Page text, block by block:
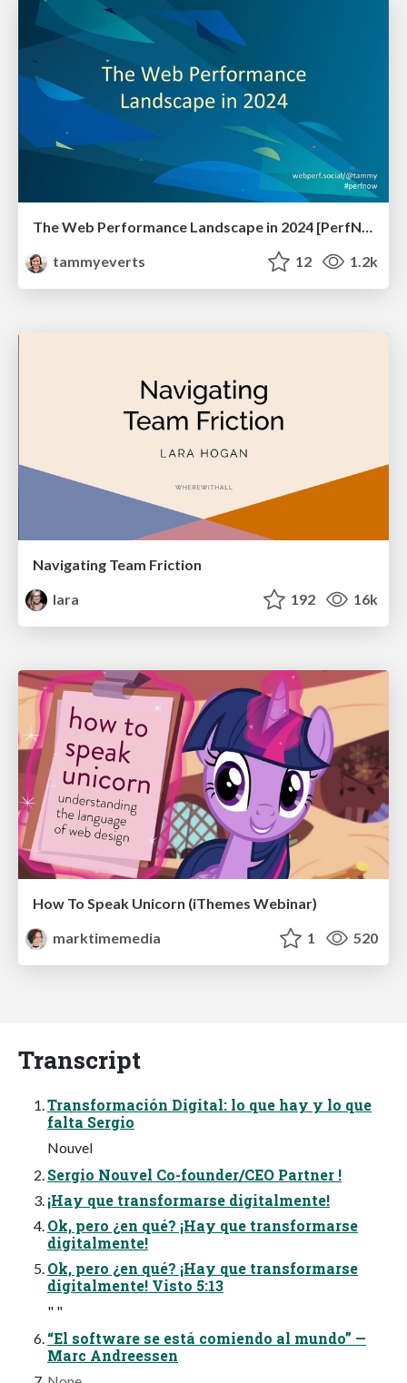
The Web Performance Landscape in 2024 [PerfNow 2024]
tammyeverts
12 1.2k
Navigating Team Friction
lara
192 16k
How To Speak Unicorn (iThemes Webinar)
marktimemedia
1 520
Transcript
Transformación Digital: lo que hay y lo que
falta Sergio
Nouvel
Sergio Nouvel Co-founder/CEO Partner !
¡Hay que transformarse digitalmente!
Ok, pero ¿en qué? ¡Hay que transformarse
digitalmente!
Ok, pero ¿en qué? ¡Hay que transformarse
digitalmente! Visto 5:13
" "
“El software se está comiendo al mundo” —
Marc Andreessen